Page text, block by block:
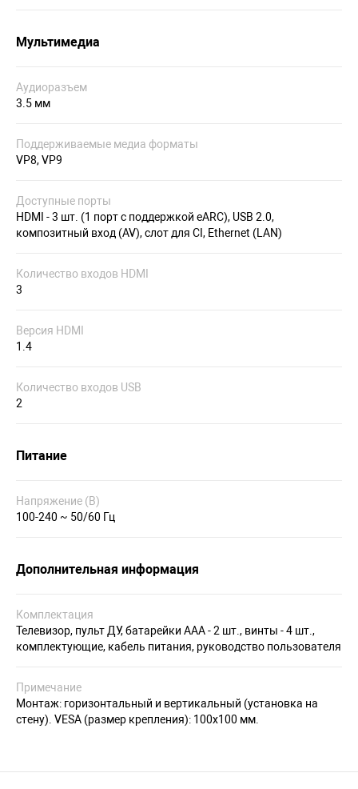
Мультимедиа
Аудиоразъем
3.5 мм
Поддерживаемые медиа форматы
VP8, VP9
Доступные порты
HDMI - 3 шт. (1 порт с поддержкой eARC), USB 2.0,
композитный вход (AV), слот для CI, Ethernet (LAN)
Количество входов HDMI
3
Версия HDMI
1.4
Количество входов USB
2
Питание
Напряжение (В)
100-240 ~ 50/60 Гц
Дополнительная информация
Комплектация
Телевизор, пульт ДУ, батарейки AAA - 2 шт., винты - 4 шт.,
комплектующие, кабель питания, руководство пользователя
Примечание
Монтаж: горизонтальный и вертикальный (установка на
стену). VESA (размер крепления): 100х100 мм.